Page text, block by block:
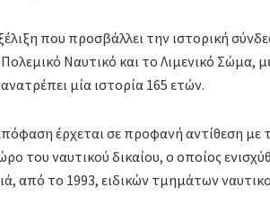
που προσβάλλει την ιστορική
Ναυτικό και το Λιμενικό Σώμα,
μία ιστορία 165 ετών.
έρχεται σε προφανή αντίθεση με
του ναυτικού δικαίου, ο οποίος
από το 1993, ειδικών τμημάτων